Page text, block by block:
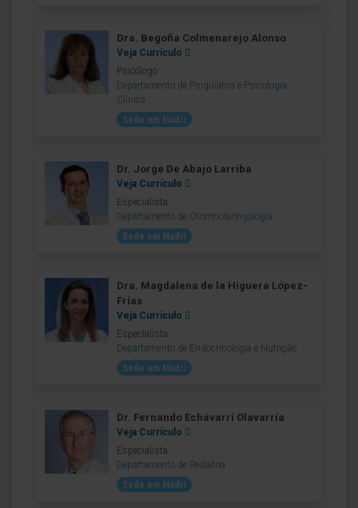
Dra. Begoña Colmenarejo Alonso
Veja Currículo
Psicólogo
Departamento de Psiquiatria e Psicologia
Clínica
Sede em Madri
Dr. Jorge De Abajo Larriba
Veja Currículo
Especialista
Departamento de Otorrinolaringologia
Sede em Madri
Dra. Magdalena de la Higuera López-
Frías
Veja Currículo
Especialista
Departamento de Endocrinologia e Nutrição
Sede em Madri
Dr. Fernando Echávarri Olavarría
Veja Currículo
Especialista
Departamento de Pediatria
Sede em Madri